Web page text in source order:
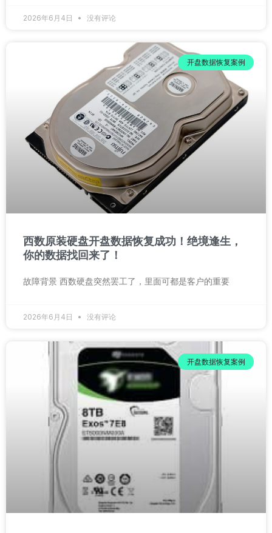
2026年6月4日 没有评论
开盘数据恢复案例
西数原装硬盘开盘数据恢复成功！绝境逢生，
你的数据找回来了！
故障背景 西数硬盘突然罢工了，里面可都是客户的重要
2026年6月4日 没有评论
开盘数据恢复案例